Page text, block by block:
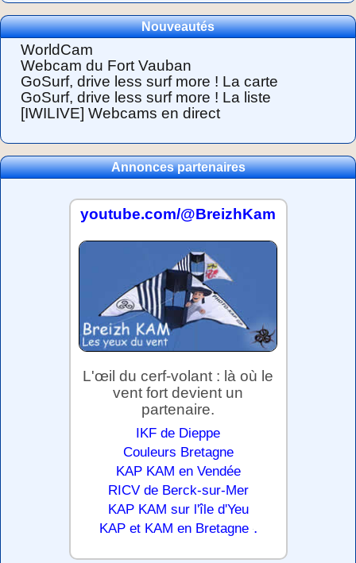
Nouveautés
WorldCam
Webcam du Fort Vauban
GoSurf, drive less surf more ! La carte
GoSurf, drive less surf more ! La liste
[IWILIVE] Webcams en direct
Annonces partenaires
youtube.com/@BreizhKam
L'œil du cerf-volant : là où le
vent fort devient un
partenaire.
IKF de Dieppe
Couleurs Bretagne
KAP KAM en Vendée
RICV de Berck-sur-Mer
KAP KAM sur l'île d'Yeu
KAP et KAM en Bretagne .